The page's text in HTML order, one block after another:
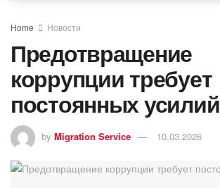
Home Новости
Предотвращение
коррупции требует
постоянных усилий
by Migration Service 10.03.2026